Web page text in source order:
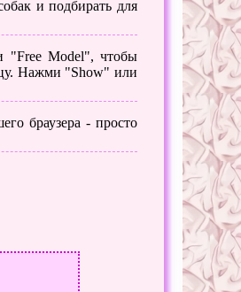
и подбирать для
Model", чтобы
Нажми "Show" или
браузера - просто